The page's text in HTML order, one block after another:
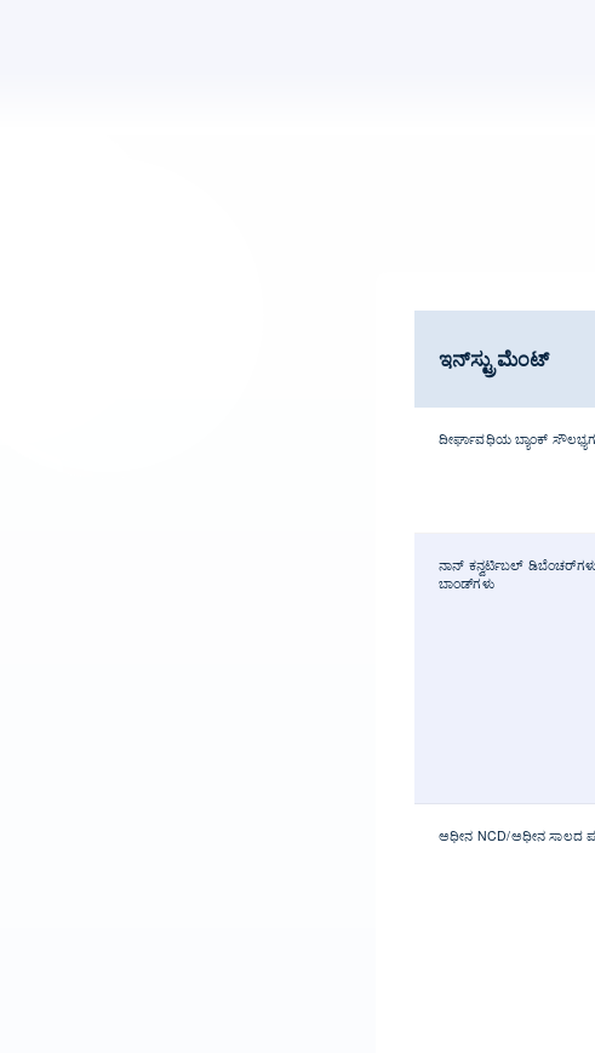
ಇನ್‌ಸ್ಟ್ರುಮೆಂಟ್
ದೀರ್ಘಾವಧಿಯ ಬ್ಯಾಂಕ್
ನಾನ್ ಕನ್ವರ್ಟಿಬಲ್
ಬಾಂಡ್‌ಗಳು
ಅಧೀನ NCD/ಅಧೀನ ಸಾಲದ